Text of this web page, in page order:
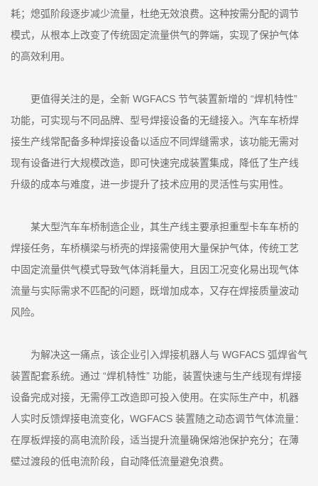
耗；熄弧阶段逐步减少流量，杜绝无效浪费。这种按需分配的调节
模式，从根本上改变了传统固定流量供气的弊端，实现了保护气体
的高效利用。
更值得关注的是，全新 WGFACS 节气装置新增的 “焊机特性”
功能，可实现与不同品牌、型号焊接设备的无缝接入。汽车车桥焊
接生产线常配备多种焊接设备以适应不同焊缝需求，该功能无需对
现有设备进行大规模改造，即可快速完成装置集成，降低了生产线
升级的成本与难度，进一步提升了技术应用的灵活性与实用性。
某大型汽车车桥制造企业，其生产线主要承担重型卡车车桥的
焊接任务，车桥横梁与桥壳的焊接需使用大量保护气体，传统工艺
中固定流量供气模式导致气体消耗量大，且因工况变化易出现气体
流量与实际需求不匹配的问题，既增加成本，又存在焊接质量波动
风险。
为解决这一痛点，该企业引入焊接机器人与 WGFACS 弧焊省气
装置配套系统。通过 “焊机特性” 功能，装置快速与生产线现有焊接
设备完成对接，无需停工改造即可投入使用。在实际生产中，机器
人实时反馈焊接电流变化，WGFACS 装置随之动态调节气体流量：
在厚板焊接的高电流阶段，适当提升流量确保熔池保护充分；在薄
壁过渡段的低电流阶段，自动降低流量避免浪费。